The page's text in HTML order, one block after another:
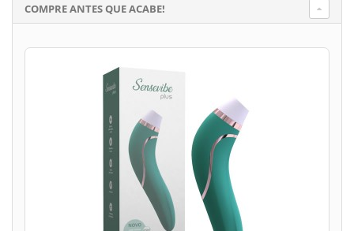
COMPRE ANTES QUE ACABE!